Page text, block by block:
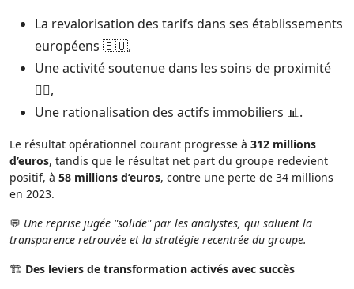
La revalorisation des tarifs dans ses établissements
européens 🇪🇺,
Une activité soutenue dans les soins de proximité
👩‍⚕️,
Une rationalisation des actifs immobiliers 📊.
Le résultat opérationnel courant progresse à 312 millions
d’euros, tandis que le résultat net part du groupe redevient
positif, à 58 millions d’euros, contre une perte de 34 millions
en 2023.
💬 Une reprise jugée "solide" par les analystes, qui saluent la
transparence retrouvée et la stratégie recentrée du groupe.
🏗️ Des leviers de transformation activés avec succès